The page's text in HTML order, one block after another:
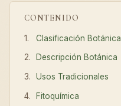
CONTENIDO
Clasificación Botánica
Descripción Botánica
Usos Tradicionales
Fitoquímica